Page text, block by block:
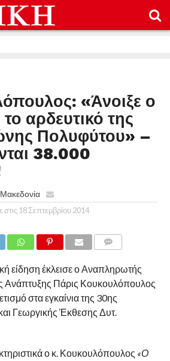
«Άνοιξε ο
αρδευτικό της
Πολυφύτου» –
38.000
στις 18 Σεπτεμβρίου 2014
είδηση έκλεισε ο Αναπληρωτής
Ανάπτυξης Πάρις Κουκουλόπουλος
στα εγκαίνια της 30ης
Γεωργικής Έκθεσης Δυτ.
ο κ. Κουκουλόπουλος «Ο